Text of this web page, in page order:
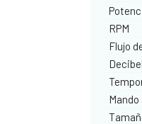
RPM
Flujo